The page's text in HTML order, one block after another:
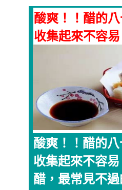
酸爽！！醋的八
收集起來不容易
酸爽！！醋的八
收集起來不容易
醋，最常見不